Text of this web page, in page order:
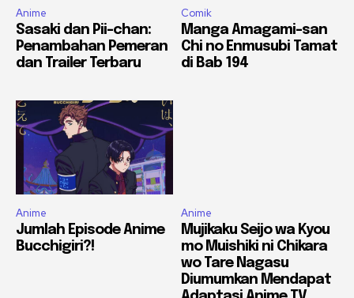
Anime
Sasaki dan Pii-chan:
Penambahan Pemeran
dan Trailer Terbaru
Comik
Manga Amagami-san
Chi no Enmusubi Tamat
di Bab 194
Anime
Jumlah Episode Anime
Bucchigiri?!
Anime
Mujikaku Seijo wa Kyou
mo Muishiki ni Chikara
wo Tare Nagasu
Diumumkan Mendapat